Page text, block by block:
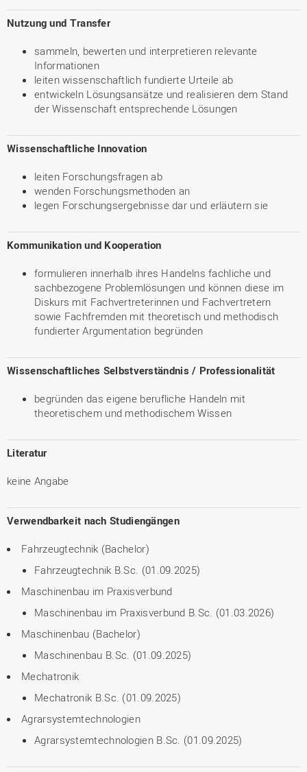
Nutzung und Transfer
sammeln, bewerten und interpretieren relevante
Informationen
leiten wissenschaftlich fundierte Urteile ab
entwickeln Lösungsansätze und realisieren dem Stand
der Wissenschaft entsprechende Lösungen
Wissenschaftliche Innovation
leiten Forschungsfragen ab
wenden Forschungsmethoden an
legen Forschungsergebnisse dar und erläutern sie
Kommunikation und Kooperation
formulieren innerhalb ihres Handelns fachliche und
sachbezogene Problemlösungen und können diese im
Diskurs mit Fachvertreterinnen und Fachvertretern
sowie Fachfremden mit theoretisch und methodisch
fundierter Argumentation begründen
Wissenschaftliches Selbstverständnis / Professionalität
begründen das eigene berufliche Handeln mit
theoretischem und methodischem Wissen
Literatur
keine Angabe
Verwendbarkeit nach Studiengängen
Fahrzeugtechnik (Bachelor)
Fahrzeugtechnik B.Sc. (01.09.2025)
Maschinenbau im Praxisverbund
Maschinenbau im Praxisverbund B.Sc. (01.03.2026)
Maschinenbau (Bachelor)
Maschinenbau B.Sc. (01.09.2025)
Mechatronik
Mechatronik B.Sc. (01.09.2025)
Agrarsystemtechnologien
Agrarsystemtechnologien B.Sc. (01.09.2025)